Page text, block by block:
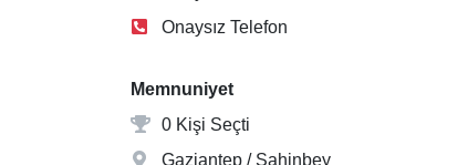
Onaysız Telefon
Memnuniyet
0 Kişi Seçti
Gaziantep / Şahinbey